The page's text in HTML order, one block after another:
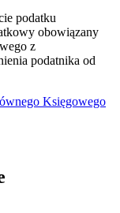
podatku
obowiązany
z
podatnika od
Księgowego